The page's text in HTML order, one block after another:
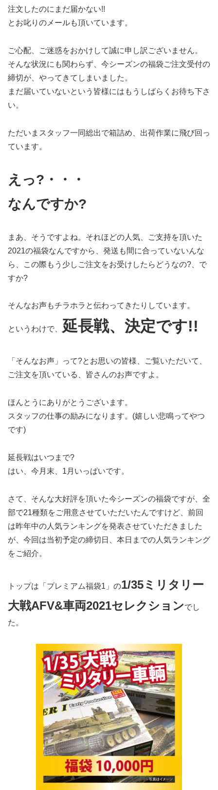
注文したのにまだ届かない!!
とお叱りのメールも頂いています。
ご心配、ご迷惑をおかけして誠に申し訳ございません。
そんな状況にも関わらず、今シーズンの福袋ご注文受付の
締切が、やってきてしまいました。
まだ届いていないという皆様にはもうしばらくお待ち下さ
い。
ただいまスタッフ一同総出で箱詰め、出荷作業に飛び回っ
ています。
えっ?・・・
なんですか?
まあ、そうですよね。それほどの人気、ご支持を頂いた
2021の福袋なんですから、発送も間に合っていないんな
ら、この際もう少しご注文をお受けしたらどうなの?、で
すか?
そんなお声もチラホラと伝わってきたりしています。
というわけで、 延長戦、決定です!!
「そんなお声」って?とお思いの皆様、ご覧いただいて、
ご注文を頂いている、皆さんのお声ですよ。
ほんとうにありがとうございます。
スタッフの仕事の励みになります。(嬉しい悲鳴ってやつ
です)
延長戦はいつまで?
はい、今月末、1月いっぱいです。
さて、そんな大好評を頂いた今シーズンの福袋ですが、全
部で21種類をご用意させていただいたんですけど、前回
は昨年中の人気ランキングを発表させていただきました
が、今回は当初予定の締切日、本日までの人気ランキング
をご紹介。
トップは「プレミアム福袋1」の1/35ミリタリー
大戦AFV&車両2021セレクションでし
た。